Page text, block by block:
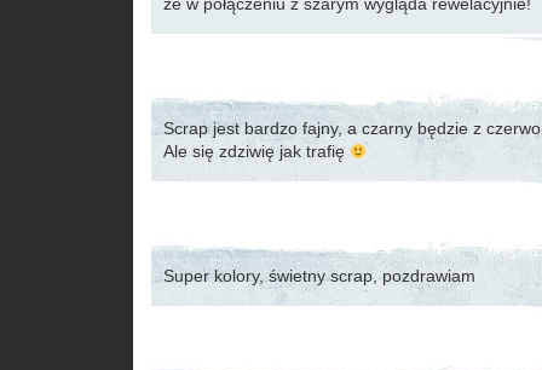
Scrap jest bardzo fajny, a czarny będzie z
Ale się zdziwię jak trafię
Super kolory, świetny scrap, pozdrawiam